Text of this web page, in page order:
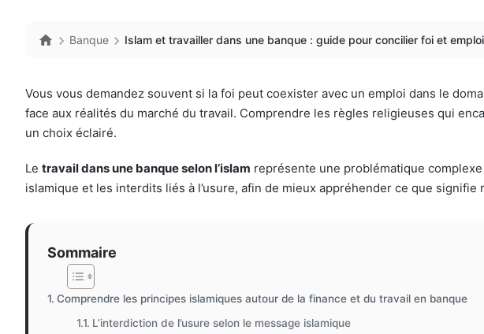
Banque Islam et travailler dans une banque : guide pour concilier foi et emploi
Vous vous demandez souvent si la foi peut coexister avec un emploi dans le
face aux réalités du marché du travail. Comprendre les règles religieuses qui
un choix éclairé.
Le travail dans une banque selon l’islam représente une problématique
islamique et les interdits liés à l’usure, afin de mieux appréhender ce que
Sommaire
Comprendre les principes islamiques autour de la finance et du travail en banque
L’interdiction de l’usure selon le message islamique